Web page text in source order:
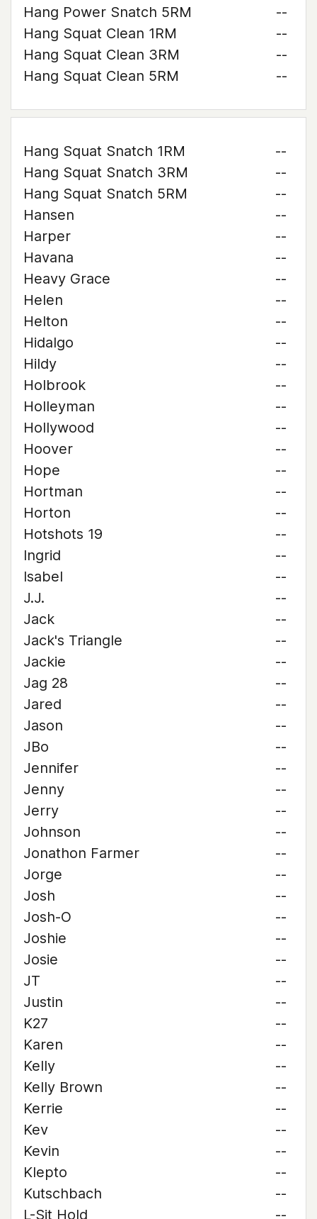
Hang Power Snatch 5RM
--
Hang Squat Clean 1RM
--
Hang Squat Clean 3RM
--
Hang Squat Clean 5RM
--
Hang Squat Snatch 1RM
--
Hang Squat Snatch 3RM
--
Hang Squat Snatch 5RM
--
Hansen
--
Harper
--
Havana
--
Heavy Grace
--
Helen
--
Helton
--
Hidalgo
--
Hildy
--
Holbrook
--
Holleyman
--
Hollywood
--
Hoover
--
Hope
--
Hortman
--
Horton
--
Hotshots 19
--
Ingrid
--
Isabel
--
J.J.
--
Jack
--
Jack's Triangle
--
Jackie
--
Jag 28
--
Jared
--
Jason
--
JBo
--
Jennifer
--
Jenny
--
Jerry
--
Johnson
--
Jonathon Farmer
--
Jorge
--
Josh
--
Josh-O
--
Joshie
--
Josie
--
JT
--
Justin
--
K27
--
Karen
--
Kelly
--
Kelly Brown
--
Kerrie
--
Kev
--
Kevin
--
Klepto
--
Kutschbach
--
L-Sit Hold
--